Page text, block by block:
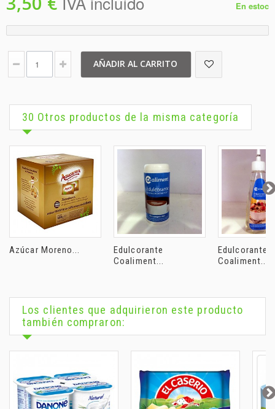
En estoc
AÑADIR AL CARRITO
30 Otros productos de la misma categoría
Azúcar Moreno...
Edulcorante
Coaliment...
Edulcorante
Coaliment...
Los clientes que adquirieron este producto
también compraron: